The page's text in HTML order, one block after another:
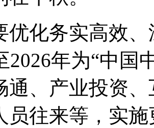
务实高效、
2026年为“中国
通、产业投资
员往来等，实